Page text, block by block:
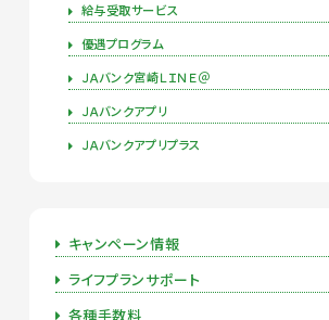
給与受取サービス
優遇プログラム
ＪＡバンク宮崎ＬＩＮＥ＠
ＪＡバンクアプリ
ＪＡバンクアプリプラス
キャンペーン情報
ライフプランサポート
各種手数料